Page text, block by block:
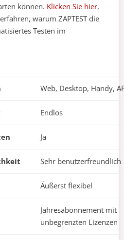
können. Klicken Sie hier,
warum ZAPTEST die
Testen im
Web, Desktop, Handy,
Endlos
Ja
Sehr benutzerfreundlich
Äußerst flexibel
Jahresabonnement mit
unbegrenzten Lizenzen